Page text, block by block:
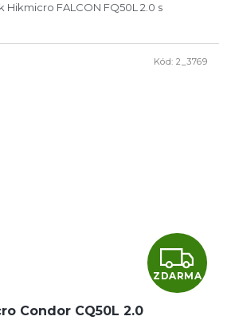
FALCON FQ50L 2.0 s
Z
D
ZDARMA
Condor CQ50L 2.0
Kód: 2_3769